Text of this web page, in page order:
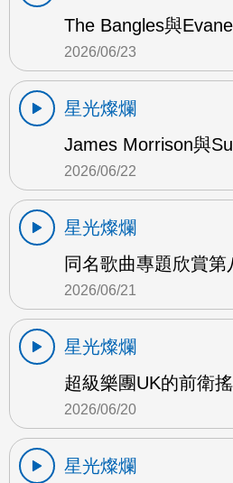
The Bangles與
2026/06/23
星光燦爛
James Morrison與
2026/06/22
星光燦爛
同名歌曲專題欣賞第
2026/06/21
星光燦爛
超級樂團UK的前衛
2026/06/20
星光燦爛